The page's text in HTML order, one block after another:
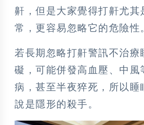
鼾，但是大家覺得打鼾尤其
常，更容易忽略它的危險性
若長期忽略打鼾警訊不治療
礙，可能併發高血壓、中風
病，甚至半夜猝死，所以睡
說是隱形的殺手。